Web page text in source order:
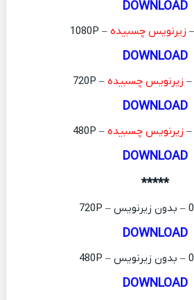
DOWNLOAD
زیرنویس چسبیده – 1080P
DOWNLOAD
زیرنویس چسبیده – 720P
DOWNLOAD
زیرنویس چسبیده – 480P
DOWNLOAD
*****
DOWNLOAD
DOWNLOAD